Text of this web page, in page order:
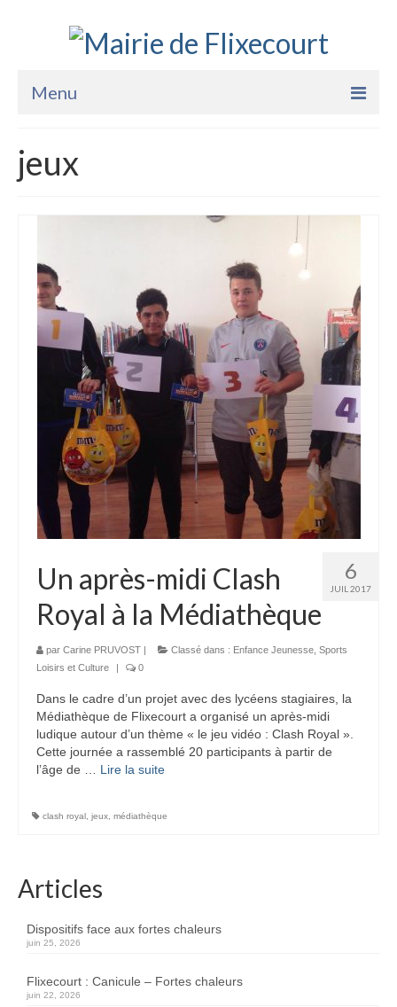
Menu
La Mairie
Vie Pratique
Enfance Jeunesse
Sports Loisirs et Culture
jeux
6
JUIL 2017
Un après-midi Clash
Royal à la Médiathèque
par Carine PRUVOST | Classé dans : Enfance Jeunesse Sports
Loisirs et Culture
| 0
Dans le cadre d’un projet avec des lycéens stagiaires, la
Médiathèque de Flixecourt a organisé un après-midi
ludique autour d’un thème « le jeu vidéo : Clash Royal ».
Cette journée a rassemblé 20 participants à partir de
l’âge de … Lire la suite­­
clash royal jeux médiathèque
Articles
Dispositifs face aux fortes chaleurs
juin 25, 2026
Flixecourt : Canicule – Fortes chaleurs
juin 22, 2026